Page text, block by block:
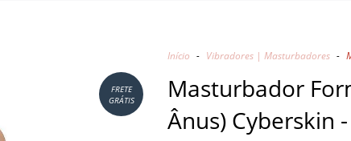
Início - Vibradores | Masturbadores -
FRETE
GRÁTIS
Masturbador
Ânus) Cyberskin